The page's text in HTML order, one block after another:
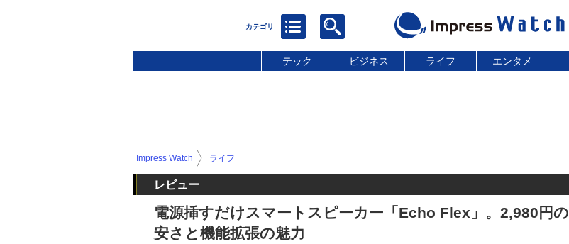
テック ビジネス ライフ エンタメ
Impress Watch ライフ
レビュー
電源挿すだけスマートスピーカー「Echo Flex」。2,980円の
安さと機能拡張の魅力